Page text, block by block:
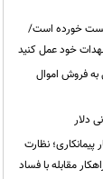
خورده است/
خود عمل کنید
به فروش اموال
دلار
نظارت
مقابله با فساد